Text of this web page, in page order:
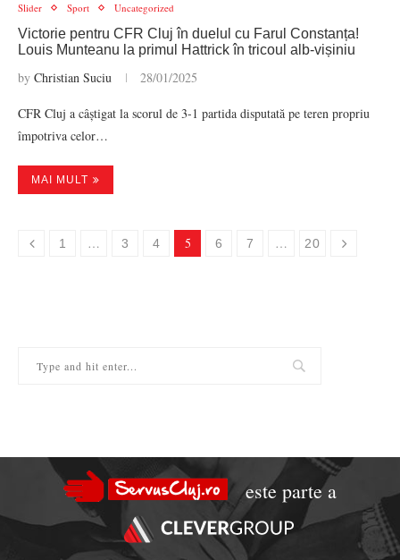
Slider Sport Uncategorized
Victorie pentru CFR Cluj în duelul cu Farul Constanța!
Louis Munteanu la primul Hattrick în tricoul alb-vișiniu
by Christian Suciu 28/01/2025
CFR Cluj a câștigat la scorul de 3-1 partida disputată pe teren propriu
împotriva celor…
MAI MULT
1 … 3 4 5 6 7 … 20
este parte a